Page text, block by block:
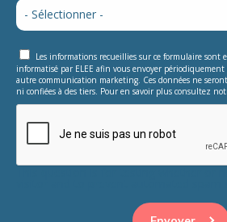
Les informations recueillies sur ce formulaire sont
informatisé par ELEE afin vous envoyer
autre communication marketing. Ces données ne
ni confiées à des tiers. Pour en savoir plus consultez